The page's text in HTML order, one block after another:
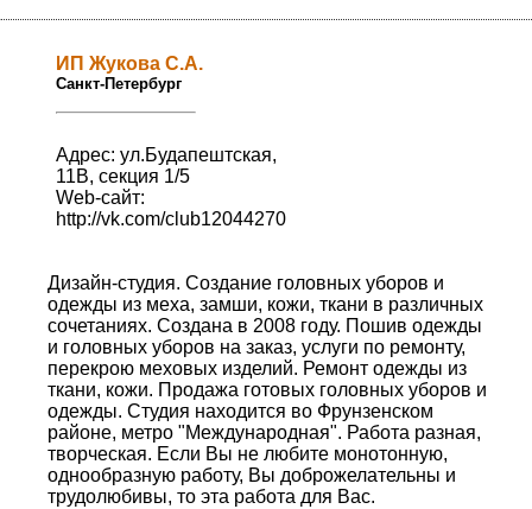
ИП Жукова С.А.
Санкт-Петербург
Адрес: ул.Будапештская,
11В, секция 1/5
Web-сайт:
http://vk.com/club12044270
Дизайн-студия. Создание головных уборов и
одежды из меха, замши, кожи, ткани в различных
сочетаниях. Создана в 2008 году. Пошив одежды
и головных уборов на заказ, услуги по ремонту,
перекрою меховых изделий. Ремонт одежды из
ткани, кожи. Продажа готовых головных уборов и
одежды. Студия находится во Фрунзенском
районе, метро "Международная". Работа разная,
творческая. Если Вы не любите монотонную,
однообразную работу, Вы доброжелательны и
трудолюбивы, то эта работа для Вас.